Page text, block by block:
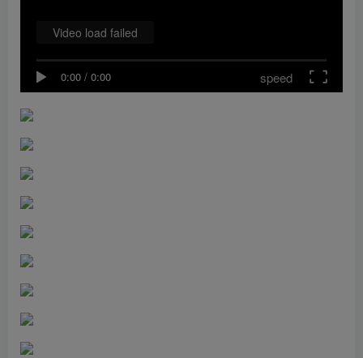
0:00 / 0:00 speed
Video load failed